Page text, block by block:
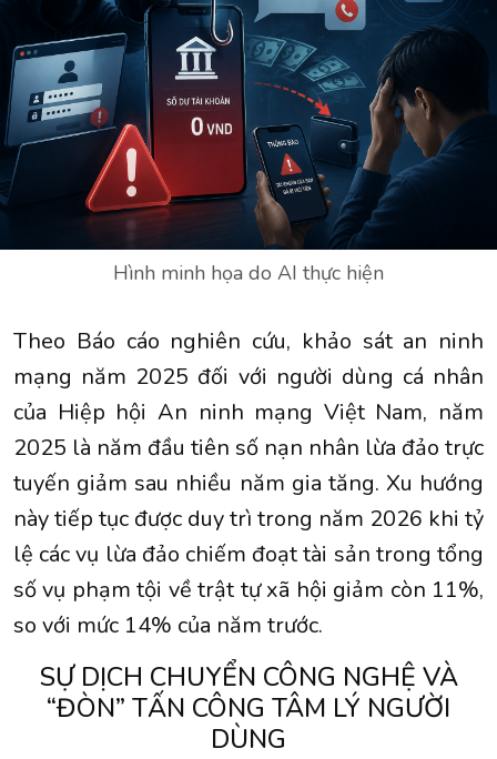
Hình minh họa do AI thực hiện
Theo Báo cáo nghiên cứu, khảo sát an ninh
mạng năm 2025 đối với người dùng cá nhân
của Hiệp hội An ninh mạng Việt Nam, năm
2025 là năm đầu tiên số nạn nhân lừa đảo trực
tuyến giảm sau nhiều năm gia tăng. Xu hướng
này tiếp tục được duy trì trong năm 2026 khi tỷ
lệ các vụ lừa đảo chiếm đoạt tài sản trong tổng
số vụ phạm tội về trật tự xã hội giảm còn 11%,
so với mức 14% của năm trước.
SỰ DỊCH CHUYỂN CÔNG NGHỆ VÀ
“ĐÒN” TẤN CÔNG TÂM LÝ NGƯỜI
DÙNG